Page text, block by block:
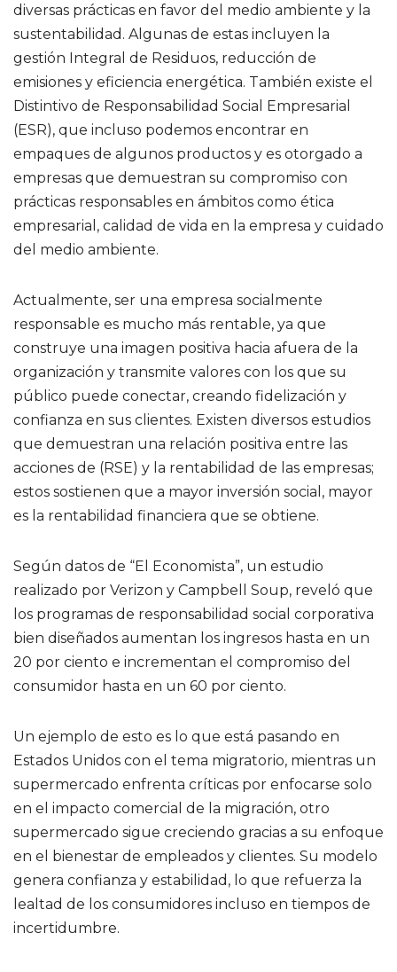
diversas prácticas en favor del medio ambiente y la
sustentabilidad. Algunas de estas incluyen la
gestión Integral de Residuos, reducción de
emisiones y eficiencia energética. También existe el
Distintivo de Responsabilidad Social Empresarial
(ESR), que incluso podemos encontrar en
empaques de algunos productos y es otorgado a
empresas que demuestran su compromiso con
prácticas responsables en ámbitos como ética
empresarial, calidad de vida en la empresa y cuidado
del medio ambiente.
Actualmente, ser una empresa socialmente
responsable es mucho más rentable, ya que
construye una imagen positiva hacia afuera de la
organización y transmite valores con los que su
público puede conectar, creando fidelización y
confianza en sus clientes. Existen diversos estudios
que demuestran una relación positiva entre las
acciones de (RSE) y la rentabilidad de las empresas;
estos sostienen que a mayor inversión social, mayor
es la rentabilidad financiera que se obtiene.
Según datos de “El Economista”, un estudio
realizado por Verizon y Campbell Soup, reveló que
los programas de responsabilidad social corporativa
bien diseñados aumentan los ingresos hasta en un
20 por ciento e incrementan el compromiso del
consumidor hasta en un 60 por ciento.
Un ejemplo de esto es lo que está pasando en
Estados Unidos con el tema migratorio, mientras un
supermercado enfrenta críticas por enfocarse solo
en el impacto comercial de la migración, otro
supermercado sigue creciendo gracias a su enfoque
en el bienestar de empleados y clientes. Su modelo
genera confianza y estabilidad, lo que refuerza la
lealtad de los consumidores incluso en tiempos de
incertidumbre.